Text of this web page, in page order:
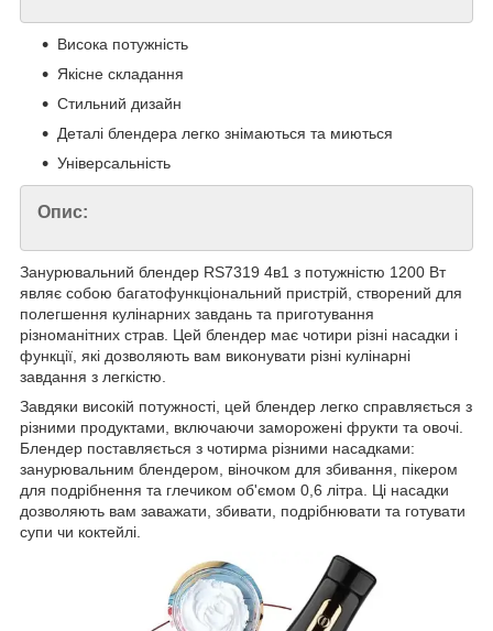
Висока потужність
Якісне складання
Стильний дизайн
Деталі блендера легко знімаються та миються
Універсальність
Опис:
Занурювальний блендер RS7319 4в1 з потужністю 1200 Вт
являє собою багатофункціональний пристрій, створений для
полегшення кулінарних завдань та приготування
різноманітних страв. Цей блендер має чотири різні насадки і
функції, які дозволяють вам виконувати різні кулінарні
завдання з легкістю.
Завдяки високій потужності, цей блендер легко справляється з
різними продуктами, включаючи заморожені фрукти та овочі.
Блендер поставляється з чотирма різними насадками:
занурювальним блендером, віночком для збивання, пікером
для подрібнення та глечиком об'ємом 0,6 літра. Ці насадки
дозволяють вам заважати, збивати, подрібнювати та готувати
супи чи коктейлі.